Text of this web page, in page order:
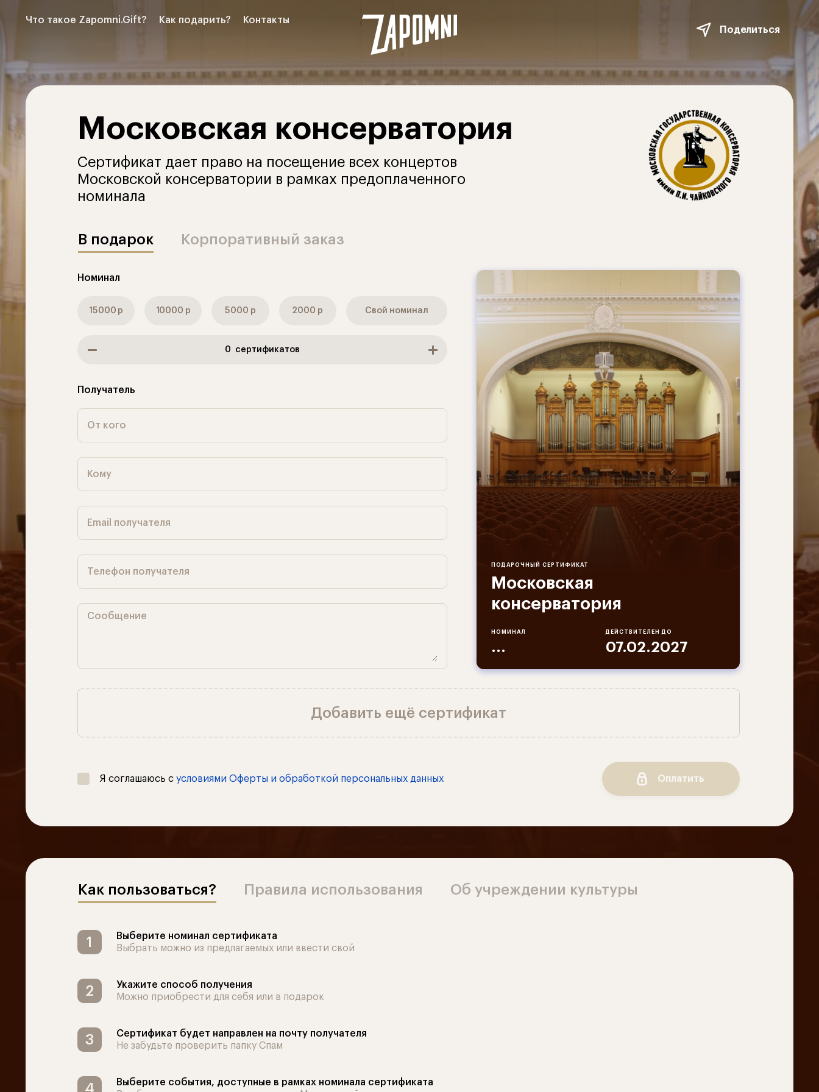
Что такое Zapomni.Gift? Как подарить?
Контакты
Поделиться
Московская консерватория
Сертификат дает право на посещение всех концертов
Московской консерватории в рамках предоплаченного
номинала
В подарок Корпоративный заказ
ПОДАРОЧНЫЙ СЕРТИФИКАТ
Московская
консерватория
НОМИНАЛ
...
ДЕЙСТВИТЕЛЕН ДО
07.02.2027
Номинал
15000 р 10000 р 5000 р 2000 р Свой номинал
0 сертификатов
Получатель
От кого
Кому
Email получателя
Телефон получателя
Сообщение
Добавить ещё сертификат
Я соглашаюсь с условиями Оферты и обработкой персональных данных Оплатить
Как пользоваться? Правила использования Об учреждении культуры
Выберите номинал сертификата
Выбрать можно из предлагаемых или ввести свой
Укажите способ получения
Можно приобрести для себя или в подарок
Сертификат будет направлен на почту получателя
Не забудьте проверить папку Спам
Выберите события, доступные в рамках номинала сертификата